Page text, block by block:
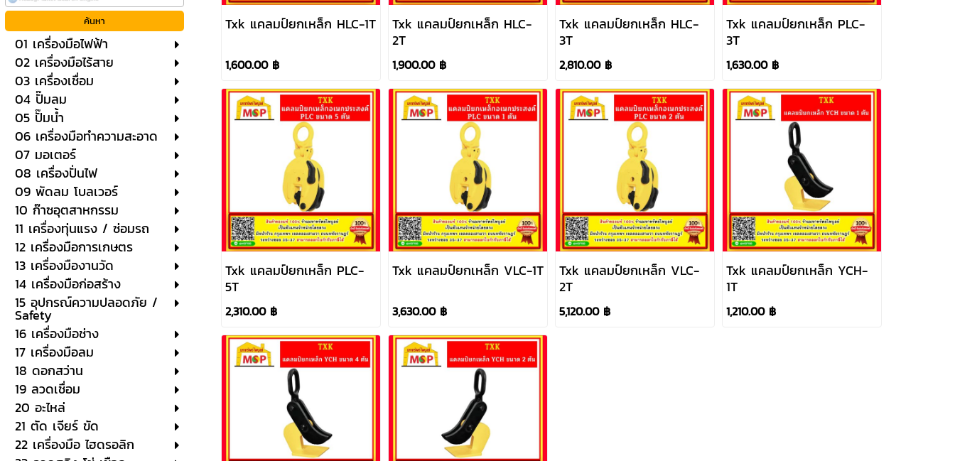
01 เครื่องมือไฟฟ้า
02 เครื่องมือไร้สาย
03 เครื่องเชื่อม
04 ปั๊มลม
05 ปั๊มน้ำ
06 เครื่องมือทำความสะอาด
07 มอเตอร์
08 เครื่องปั่นไฟ
09 พัดลม โบลเวอร์
10 ก๊าซอุตสาหกรรม
11 เครื่องทุ่นแรง / ซ่อมรถ
12 เครื่องมือการเกษตร
13 เครื่องมืองานวัด
14 เครื่องมือก่อสร้าง
15 อุปกรณ์ความปลอดภัย /
Safety
16 เครื่องมือช่าง
17 เครื่องมือลม
18 ดอกสว่าน
19 ลวดเชื่อม
20 อะไหล่
21 ตัด เจียร์ ขัด
22 เครื่องมือ ไฮดรอลิก
Txk แคลมป์ยกเหล็ก HLC-1T
1,600.00 ฿
Txk แคลมป์ยกเหล็ก HLC-
2T
1,900.00 ฿
Txk แคลมป์ยกเหล็ก HLC-
3T
2,810.00 ฿
Txk แคลมป์ยกเหล็ก PLC-
3T
1,630.00 ฿
Txk แคลมป์ยกเหล็ก PLC-
5T
2,310.00 ฿
Txk แคลมป์ยกเหล็ก VLC-1T
3,630.00 ฿
Txk แคลมป์ยกเหล็ก VLC-
2T
5,120.00 ฿
Txk แคลมป์ยกเหล็ก YCH-
1T
1,210.00 ฿